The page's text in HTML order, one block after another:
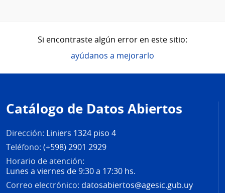
Si encontraste algún error en este sitio:
ayúdanos a mejorarlo
de
página
Catálogo de Datos Abiertos
Dirección: Liniers 1324 piso 4
Teléfono: (+598) 2901 2929
Horario de atención:
Lunes a viernes de 9:30 a 17:30 hs.
Correo electrónico: datosabiertos@agesic.gub.uy